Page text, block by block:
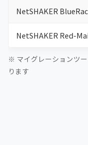
NetSHAKER
NetSHAKER Red-
※ マイグレーションツ
ります